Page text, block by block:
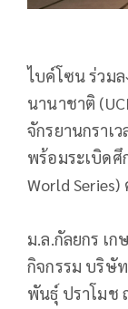
ไบค์โซน ร่วม
นานาชาติ
จักรยานกราเ
พร้อมระเบิดศึ
World
ม.ล.กัลยกร เ
กิจกรรม บริษั
พันธุ์ ปราโมช